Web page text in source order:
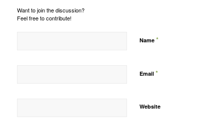
Want to join the discussion?
Feel free to contribute!
Name *
Email *
Website